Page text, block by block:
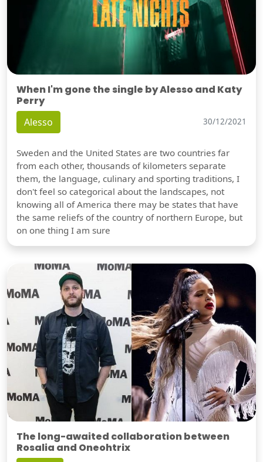
When I'm gone the single by Alesso and Katy
Perry
Alesso 30/12/2021
Sweden and the United States are two countries far
from each other, thousands of kilometers separate
them, the language, culinary and sporting traditions, I
don't feel so categorical about the landscapes, not
knowing all of America there may be states that have
the same reliefs of the country of northern Europe, but
on one thing I am sure
The long-awaited collaboration between
Rosalia and Oneohtrix